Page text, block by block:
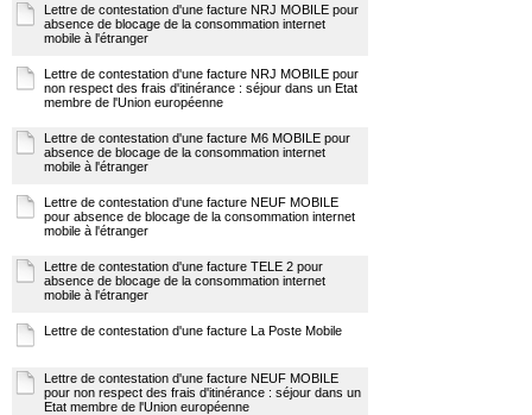
Lettre de contestation d'une facture NRJ MOBILE pour
absence de blocage de la consommation internet
mobile à l'étranger
Lettre de contestation d'une facture NRJ MOBILE pour
non respect des frais d'itinérance : séjour dans un Etat
membre de l'Union européenne
Lettre de contestation d'une facture M6 MOBILE pour
absence de blocage de la consommation internet
mobile à l'étranger
Lettre de contestation d'une facture NEUF MOBILE
pour absence de blocage de la consommation internet
mobile à l'étranger
Lettre de contestation d'une facture TELE 2 pour
absence de blocage de la consommation internet
mobile à l'étranger
Lettre de contestation d'une facture La Poste Mobile
Lettre de contestation d'une facture NEUF MOBILE
pour non respect des frais d'itinérance : séjour dans un
Etat membre de l'Union européenne